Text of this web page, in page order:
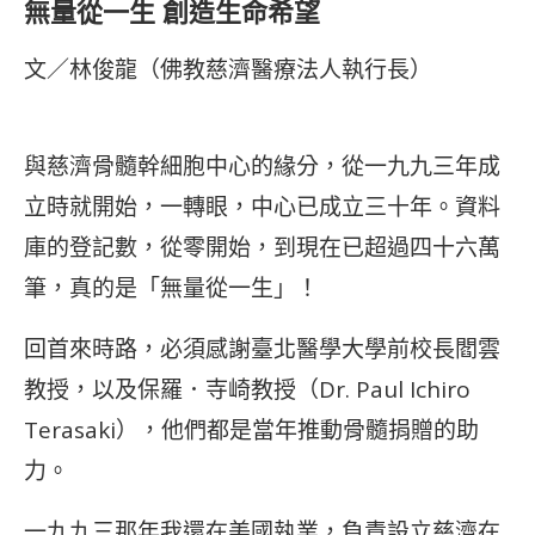
無量從一生 創造生命希望
文／林俊龍（佛教慈濟醫療法人執行長）
與慈濟骨髓幹細胞中心的緣分，從一九九三年成
立時就開始，一轉眼，中心已成立三十年。資料
庫的登記數，從零開始，到現在已超過四十六萬
筆，真的是「無量從一生」！
回首來時路，必須感謝臺北醫學大學前校長閻雲
教授，以及保羅．寺崎教授（Dr. Paul Ichiro
Terasaki），他們都是當年推動骨髓捐贈的助
力。